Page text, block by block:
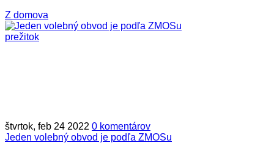
Z domova
štvrtok, feb 24 2022 0 komentárov
Jeden volebný obvod je podľa ZMOSu